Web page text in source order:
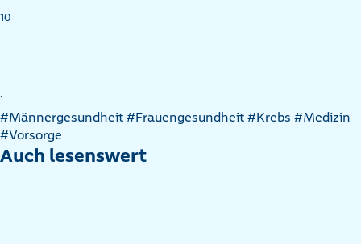
10
.
Artikel
nach
Kategorien
#Männergesundheit #Frauengesundheit #Krebs #Medizin
#Vorsorge
Auch lesenswert